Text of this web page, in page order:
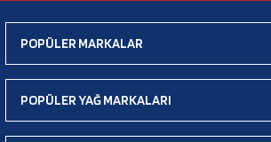
POPÜLER MARKALAR
POPÜLER YAĞ MARKALARI